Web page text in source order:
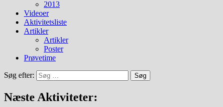
2013
Videoer
Aktivitetsliste
Artikler
Artikler
Poster
Prøvetime
Søg efter:
Næste Aktiviteter: